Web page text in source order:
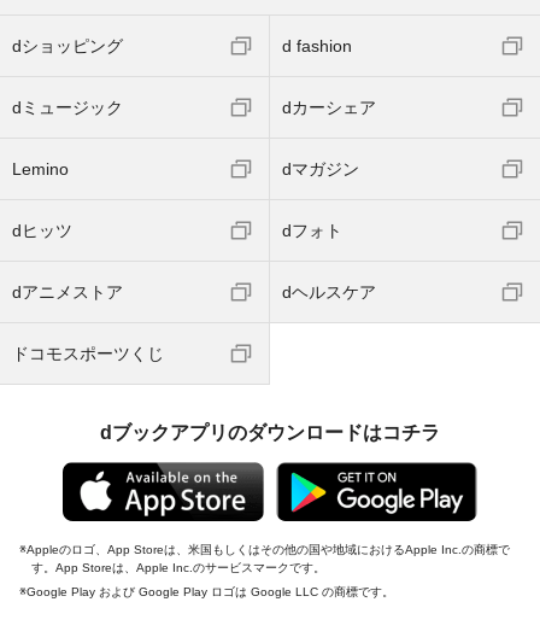
dショッピング d fashion
dミュージック dカーシェア
Lemino dマガジン
dヒッツ dフォト
dアニメストア dヘルスケア
ドコモスポーツくじ
dブックアプリのダウンロードはコチラ
Appleのロゴ、App Storeは、米国もしくはその他の国や地域におけるApple Inc.の商標で
す。App Storeは、Apple Inc.のサービスマークです。
Google Play および Google Play ロゴは Google LLC の商標です。